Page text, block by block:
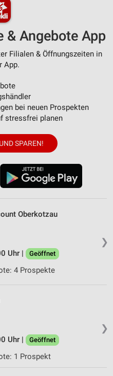
& Angebote App
Filialen & Öffnungszeiten in
App.
bei neuen Prospekten
stressfrei planen
SPAREN!
❯
Oberkotzau
Uhr |
Geöffnet
4 Prospekte
❯
Uhr |
Geöffnet
1 Prospekt